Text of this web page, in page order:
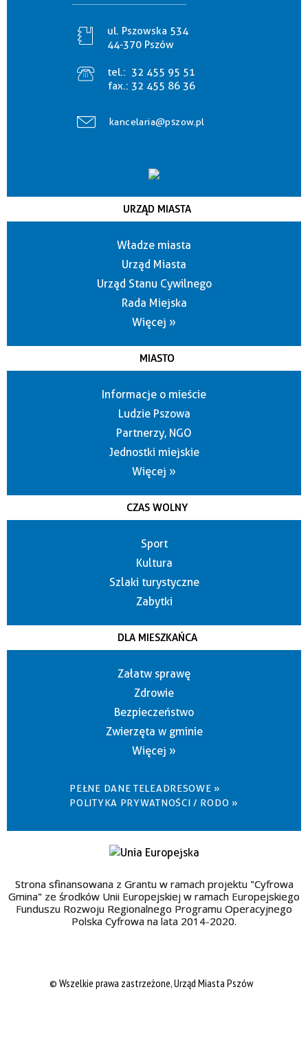
ul. Pszowska 534
44-370 Pszów
tel.: 32 455 95 51
fax.: 32 455 86 36
kancelaria@pszow.pl
URZĄD MIASTA
Władze miasta
Urząd Miasta
Urząd Stanu Cywilnego
Rada Miejska
Więcej »
MIASTO
Informacje o mieście
Ludzie Pszowa
Partnerzy, NGO
Jednostki miejskie
Więcej »
CZAS WOLNY
Sport
Kultura
Szlaki turystyczne
Zabytki
DLA MIESZKAŃCA
Załatw sprawę
Zdrowie
Bezpieczeństwo
Zwierzęta w gminie
Więcej »
PEŁNE DANE TELEADRESOWE »
POLITYKA PRYWATNOŚCI / RODO »
Strona sfinansowana z Grantu w ramach projektu "Cyfrowa
Gmina" ze środków Unii Europejskiej w ramach Europejskiego
Funduszu Rozwoju Regionalnego Programu Operacyjnego
Polska Cyfrowa na lata 2014-2020.
© Wszelkie prawa zastrzeżone, Urząd Miasta Pszów